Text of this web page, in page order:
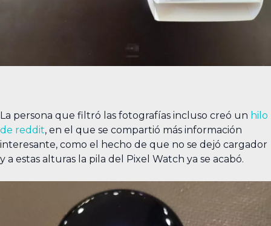
La persona que filtró las fotografías incluso creó un hilo
de reddit, en el que se compartió más información
interesante, como el hecho de que no se dejó cargador
y a estas alturas la pila del Pixel Watch ya se acabó.